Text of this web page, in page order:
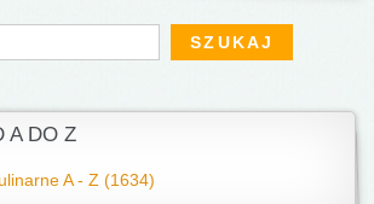
A DO Z
A - Z (1634)